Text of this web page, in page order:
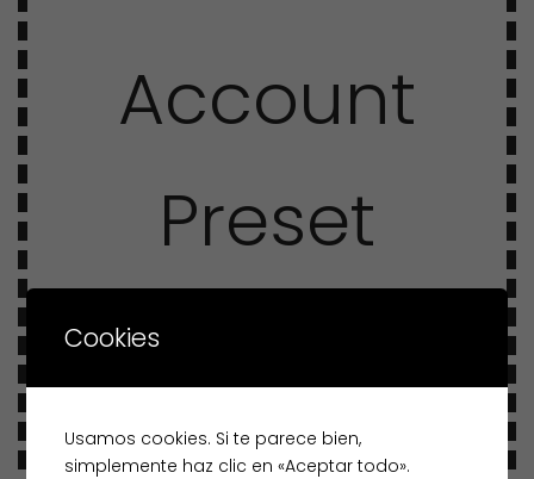
Account
Preset
Cookies
Usamos cookies. Si te parece bien,
simplemente haz clic en «Aceptar todo».